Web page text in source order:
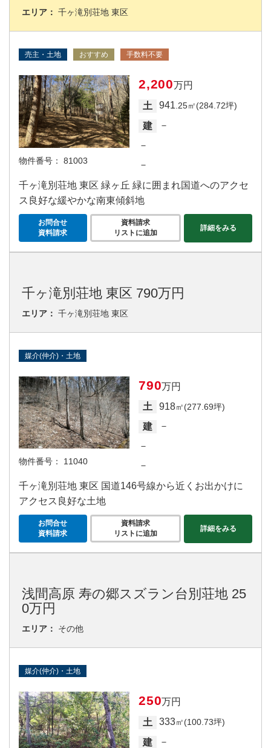
エリア： 千ヶ滝別荘地 東区
売主・土地 おすすめ 手数料不要
物件番号： 81003
2,200万円
土
941 .25㎡(284.72坪)
建
－
－
－
千ヶ滝別荘地 東区 緑ヶ丘 緑に囲まれ国道へのアクセ
ス良好な緩やかな南東傾斜地
お問合せ
資料請求
資料請求
リストに追加
詳細をみる
千ヶ滝別荘地 東区 790万円
エリア： 千ヶ滝別荘地 東区
媒介(仲介)・土地
物件番号： 11040
790万円
土
918㎡(277.69坪)
建
－
－
－
千ヶ滝別荘地 東区 国道146号線から近くお出かけに
アクセス良好な土地
お問合せ
資料請求
資料請求
リストに追加
詳細をみる
浅間高原 寿の郷スズラン台別荘地 25
0万円
エリア： その他
媒介(仲介)・土地
250万円
土
333㎡(100.73坪)
建
－